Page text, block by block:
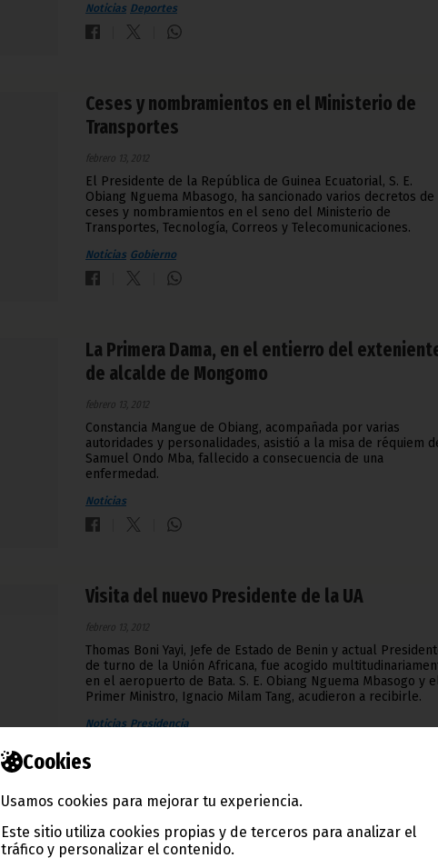
Cookies
Usamos cookies para mejorar tu experiencia.
Este sitio utiliza cookies propias y de terceros para analizar el
tráfico y personalizar el contenido.
Noticias Deportes
Ceses y nombramientos en el Ministerio de
Transportes
febrero 13, 2012
El Presidente de la República de Guinea Ecuatorial, S. E.
Obiang Nguema Mbasogo, ha sancionado varios decretos de
ceses y nombramientos en el seno del Ministerio de
Transportes, Tecnología, Correos y Telecomunicaciones.
Noticias Gobierno
La Primera Dama, en el entierro del
de alcalde de Mongomo
febrero 13, 2012
Constancia Mangue de Obiang, acompañada por varias
autoridades y personalidades, asistió a la misa de réquiem
Samuel Ondo Mba, fallecido a consecuencia de una
enfermedad.
Noticias
Visita del nuevo Presidente de la UA
febrero 13, 2012
Thomas Boni Yayi, Jefe de Estado de Benin y actual
de turno de la Unión Africana, fue acogido
en el aeropuerto de Bata. S. E. Obiang Nguema Mbasogo y
Primer Ministro, Ignacio Milam Tang, acudieron a recibirle.
Noticias Presidencia
Zambia, campeona de la CAN 2012